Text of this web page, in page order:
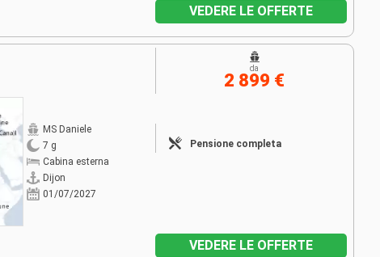
VEDERE LE OFFERTE
MS Daniele
7 g
Cabina esterna
Dijon
01/07/2027
Pensione completa
da
2 899 €
VEDERE LE OFFERTE